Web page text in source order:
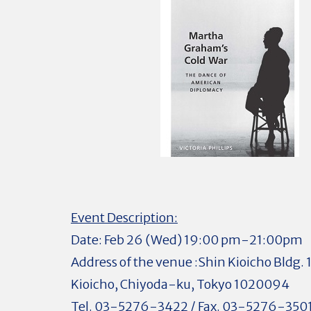
Event Description:
Date: Feb 26 (Wed) 19:00 pm-21:00pm
Address of the venue :Shin Kioicho Bldg.
Kioicho, Chiyoda-ku, Tokyo 1020094
Tel. 03-5276-3422 / Fax. 03-5276-3501